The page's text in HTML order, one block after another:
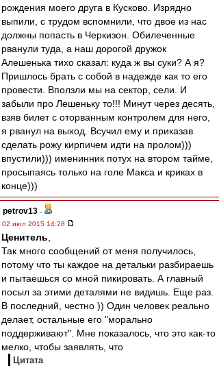
рождения моего друга в Кусково. Изрядно
выпили, с трудом вспомнили, что двое из нас
должны попасть в Черкизон. Обилеченные
рванули туда, а наш дорогой дружок
Алешенька тихо сказал: куда ж вы суки? А я?
Пришлось брать с собой в надежде как то его
провести. Вползли мы на сектор, сели. И
забыли про Лешеньку то!!! Минут через десять,
взяв билет с оторванным контролем для него,
я рванул на выход. Всучил ему и приказав
сделать рожу кирпичем идти на пролом)))
впустили))) именинник потух на втором тайме,
просыпаясь только на голе Макса и криках в
конце)))
petrov13 -
02 июл 2015 14:28
Ценитель
Так много сообщений от меня получилось,
потому что ты каждое на детальки разбираешь
и пытаешься со мной пикировать. А главный
посыл за этими деталями не видишь. Еще раз.
В последний, честно )) Один человек реально
делает, остальные его "морально
поддерживают". Мне показалось, что это как-то
мелко, чтобы заявлять, что
Цитата